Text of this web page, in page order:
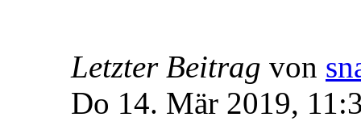
Letzter Beitrag von
Do 14. Mär 2019,